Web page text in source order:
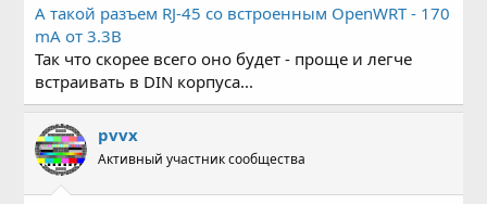
А такой разъем RJ-45 со встроенным OpenWRT - 170
mA от 3.3В
Так что скорее всего оно будет - проще и легче
встраивать в DIN корпуса...
pvvx
Активный участник сообщества